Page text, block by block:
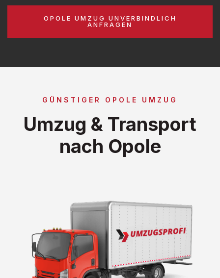
OPOLE UMZUG UNVERBINDLICH
ANFRAGEN
GÜNSTIGER OPOLE UMZUG
Umzug & Transport
nach Opole